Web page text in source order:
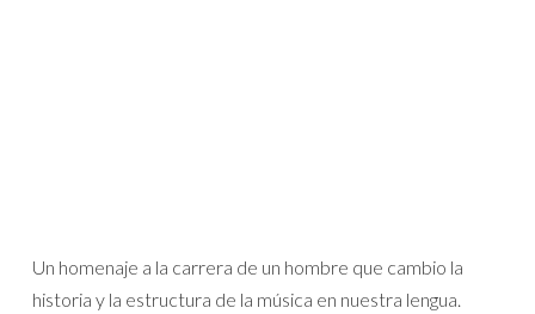
Un homenaje a la carrera de un hombre que cambio la
historia y la estructura de la música en nuestra lengua.